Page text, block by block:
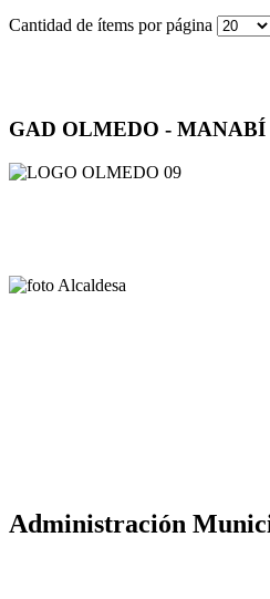
Cantidad de ítems por página
GAD OLMEDO - MANABÍ
Administración